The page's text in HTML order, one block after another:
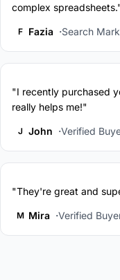
complex spreadsheets."
F Fazia Search
"I recently purchased
really helps me!"
J John Verified
"They're great and
M Mira Verified